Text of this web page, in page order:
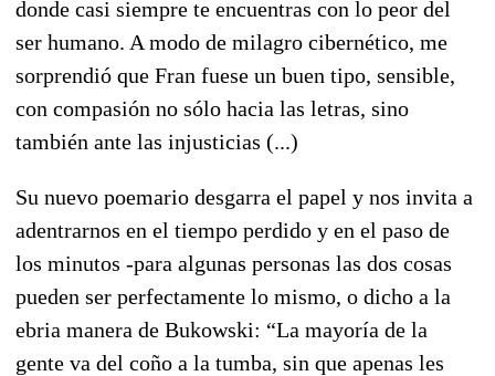
donde casi siempre te encuentras con lo peor del
ser humano. A modo de milagro cibernético, me
sorprendió que Fran fuese un buen tipo, sensible,
con compasión no sólo hacia las letras, sino
también ante las injusticias (...)
Su nuevo poemario desgarra el papel y nos invita a
adentrarnos en el tiempo perdido y en el paso de
los minutos -para algunas personas las dos cosas
pueden ser perfectamente lo mismo, o dicho a la
ebria manera de Bukowski: “La mayoría de la
gente va del coño a la tumba, sin que apenas les